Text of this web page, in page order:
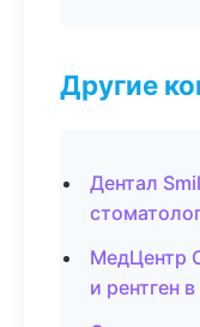
Другие
Дентал
МедЦентр
и рентген